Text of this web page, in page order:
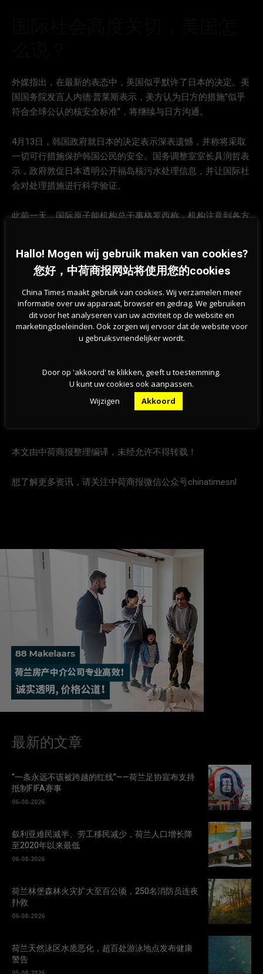
外媒指出，在最新的表态中，美国似乎默许了日本的决定。美
国国务院发言人内德·普莱斯表示，美方认为日方的措施“似乎
符合全球公认的核安全标准”，将继续与日方沟通。
4月13日，韩国政府就日本的决定表示深表遗憾，并称将采取
一切可行措施保护韩国公民的安全。国务调整室室长具润哲表
示，政府敦促日本透明公开福岛核污水处理信息，并让国际社
会对处理措施进行科学验证。
此前一天，国际原子能机构总干事格罗西称，机构注意到各方
组织总干事詹妮弗·摩根发表声明称，日本政府和东京电力以为
可将向太平洋排放核污水“合理化”，这是“非常可怕的事情”。
日本政府的决定，有违联合国海洋法公约规定的法律义务。
4月9日、12日和13日，中国外交部三次回应日本核污水排海问
题。在13日的最新表态中，外交部发言人表示，日方在未穷尽
电站事故核废水，这种做法极其不负责任，将严重损害国际公
共健康安全和周边国家人民切身利益。同时，中方指出，将继
续同国际社会一道密切关注事态发展，并保留作出进一步反应
本文由中荷商报整理编译，未经允许不得转载！
想了解更多资讯，请关注中荷商报微信公众号chinatimesnl
最新的文章
“一条永远不该被跨越的红线”——荷兰足协宣布支持
抵制FIFA赛事
06-08-2026
叙利亚难民减半、劳工移民减少，荷兰人口增长降
至2020年以来最低
06-08-2026
荷兰林堡森林火灾扩大至百公顷，250名消防员连夜
扑救
06-08-2026
荷兰天然泳区水质恶化，超百处游泳地点发布健康
警告
Hallo! Mogen wij gebruik maken van cookies?
您好，中荷商报网站将使用您的cookies
China Times maakt gebruik van cookies. Wij verzamelen meer
informatie over uw apparaat, browser en gedrag. We gebruiken
dit voor het analyseren van uw activiteit op de website en
marketingdoeleinden. Ook zorgen wij ervoor dat de website voor
u gebruiksvriendelijker wordt.
Door op 'akkoord' te klikken, geeft u toestemming.
U kunt uw cookies ook aanpassen.
Wijzigen
Akkoord